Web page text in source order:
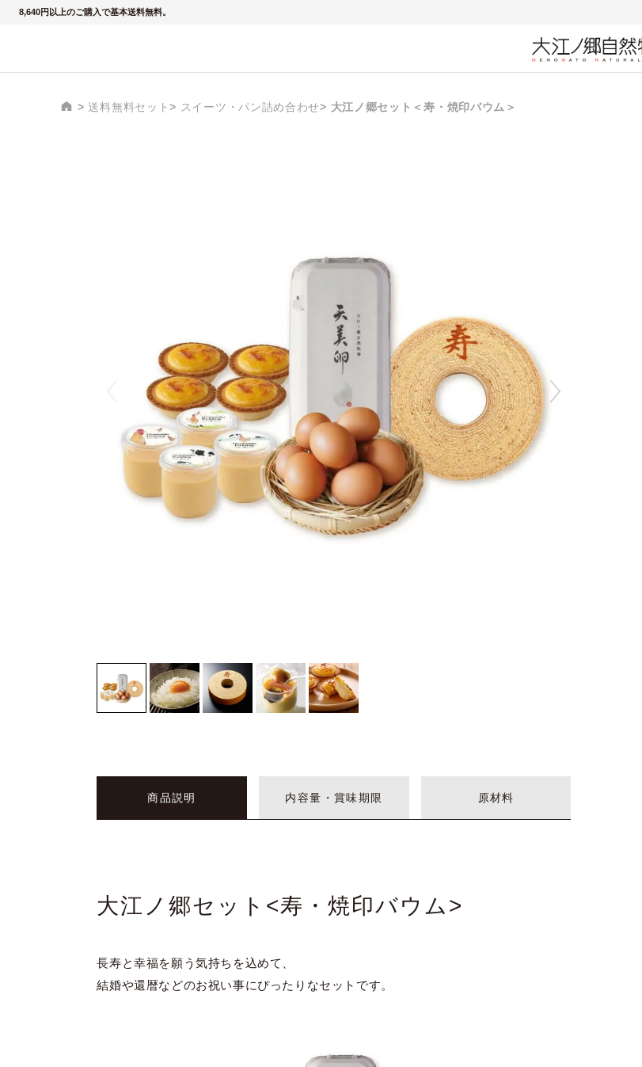
8,640円以上のご購入で基本送料無料。
送料無料セット スイーツ・パン詰め合わせ 大江ノ郷セット＜寿・焼印バウム＞
商品説明 内容量・賞味期限 原材料
大江ノ郷セット<寿・焼印バウム>
長寿と幸福を願う気持ちを込めて、
結婚や還暦などのお祝い事にぴったりなセットです。